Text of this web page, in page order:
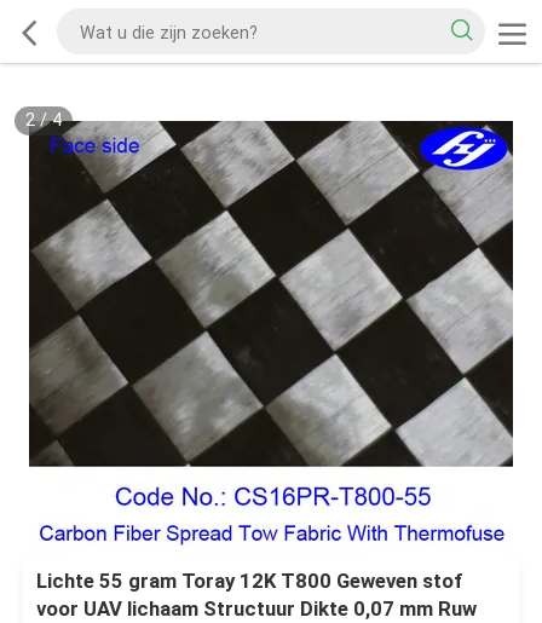
2/4
Lichte 55 gram Toray 12K T800 Geweven stof
voor UAV lichaam Structuur Dikte 0,07 mm Ruw